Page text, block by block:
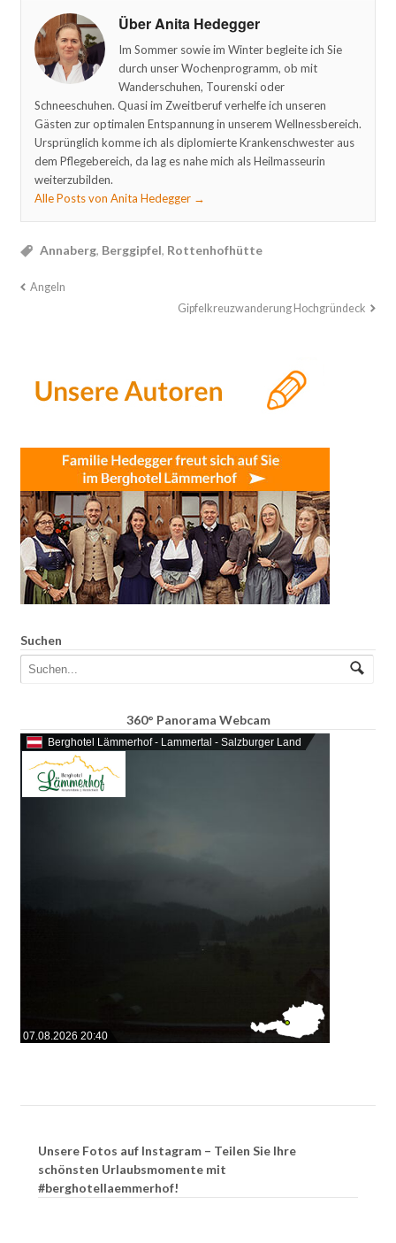
Über Anita Hedegger
Im Sommer sowie im Winter begleite ich Sie
durch unser Wochenprogramm, ob mit
Wanderschuhen, Tourenski oder
Schneeschuhen. Quasi im Zweitberuf verhelfe ich unseren
Gästen zur optimalen Entspannung in unserem Wellnessbereich.
Ursprünglich komme ich als diplomierte Krankenschwester aus
dem Pflegebereich, da lag es nahe mich als Heilmasseurin
weiterzubilden.
Alle Posts von Anita Hedegger →
Annaberg, Berggipfel, Rottenhofhütte
Angeln
Gipfelkreuzwanderung Hochgründeck
Suchen
360° Panorama Webcam
Berghotel Lämmerhof - Lammertal - Salzburger Land
07.08.2026 20:40
Unsere Fotos auf Instagram – Teilen Sie Ihre
schönsten Urlaubsmomente mit
#berghotellaemmerhof!